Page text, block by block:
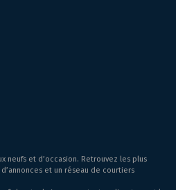
neufs et d’occasion. Retrouvez les plus
et un réseau de courtiers